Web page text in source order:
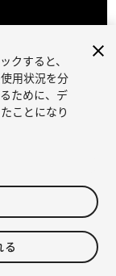
クすると、
用状況を分
ために、デ
ことになり
る